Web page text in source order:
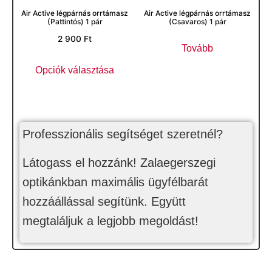
Air Active légpárnás orrtámasz
(Pattintós) 1 pár
2 900 Ft
Opciók választása
Air Active légpárnás orrtámasz
(Csavaros) 1 pár
Tovább
Professzionális segítséget szeretnél?
Látogass el hozzánk! Zalaegerszegi
optikánkban maximális ügyfélbarát
hozzáállással segítünk. Együtt
megtaláljuk a legjobb megoldást!